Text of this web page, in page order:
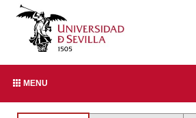
MENU